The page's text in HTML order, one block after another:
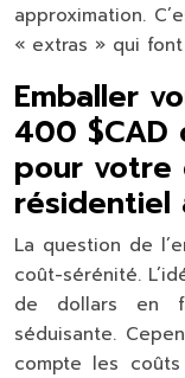
approximation.
« extras » qui
Emballer
400 $CAD
pour votre
résidentiel
La question de
coût-sérénité.
de dollars en
séduisante.
compte les